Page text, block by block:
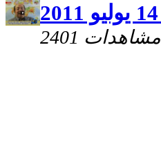
2401 مشاهدات